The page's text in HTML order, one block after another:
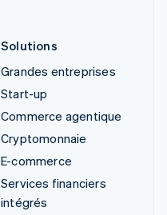
Solutions
Grandes entreprises
Start-up
Commerce agentique
Cryptomonnaie
E-commerce
Services financiers
intégrés